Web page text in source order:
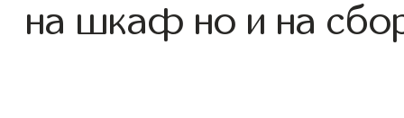
на шкаф но и на